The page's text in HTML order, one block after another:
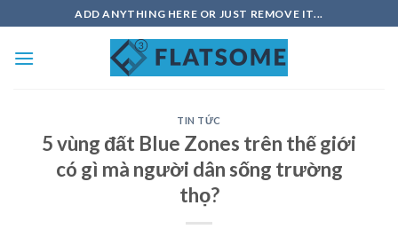
đến
nội
ADD ANYTHING HERE OR JUST REMOVE IT...
TIN TỨC
5 vùng đất Blue Zones trên thế giới
có gì mà người dân sống trường
thọ?